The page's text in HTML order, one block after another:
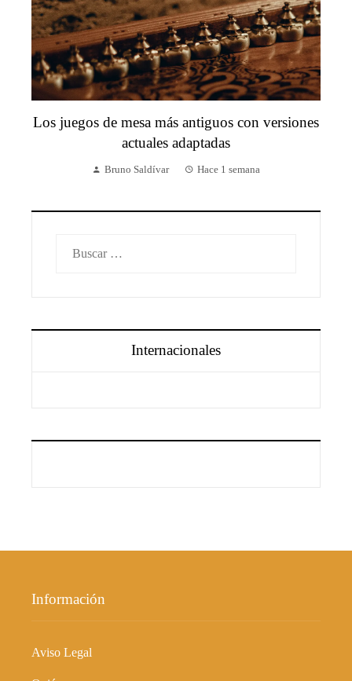
Los juegos de mesa más antiguos con versiones
actuales adaptadas
Bruno Saldívar Hace 1 semana
Internacionales
Información
Aviso Legal